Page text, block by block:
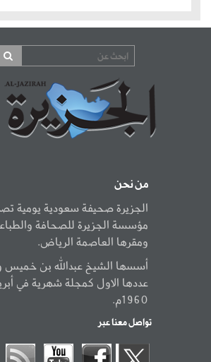
من نحن
الجزيرة صحيفة سعودية يومية
مؤسسة الجزيرة للصحافة
ومقرها العاصمة الرياض.
أسسها الشيخ عبدالله بن خميس
عددها الاول كمجلة شهرية في
1960م.
تواصل معنا عبر